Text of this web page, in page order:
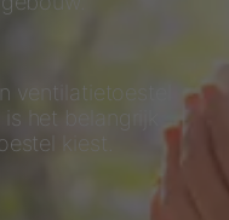
ventilatietoestel
het belangrijk
kiest.